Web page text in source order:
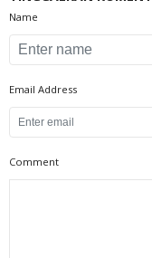
Name
Email Address
Comment